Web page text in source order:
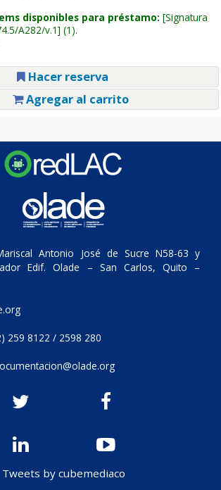
disponibles para préstamo: Signatura
A282/v.1 (1).
Hacer reserva
Agregar al carrito
Antonio José de Sucre N58-63 y
Edif. Olade – San Carlos, Quito –
259 8122 / 2598 280
Tweets by cubemediaco